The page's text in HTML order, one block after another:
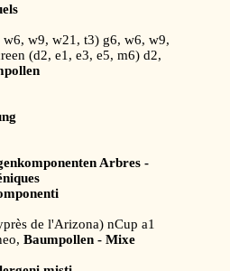
w6, w9, w21, t3) g6, w6, w9,
(d2, e1, e3, e5, m6) d2,
Arbres -
de l'Arizona) nCup a1
Baumpollen - Mixe